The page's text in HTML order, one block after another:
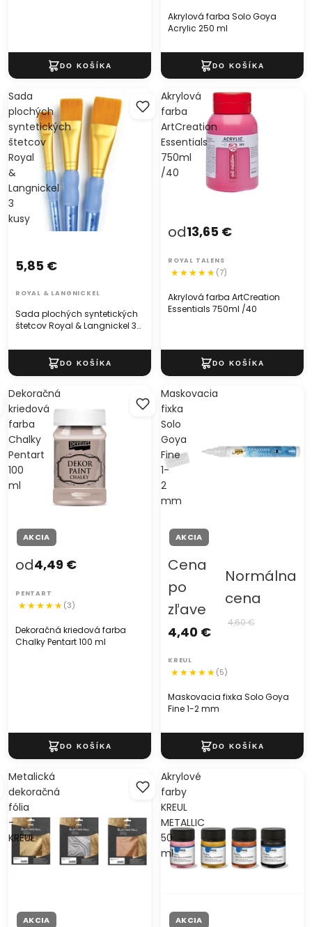
Akrylová farba Solo Goya
Acrylic 250 ml
Sada
plochých
syntetických
štetcov
Royal
&
Langnickel
3
kusy
Sada plochých syntetických
štetcov Royal & Langnickel 3
5,85 €
ROYAL & LANGNICKEL
Akrylová
farba
ArtCreation
Essentials
750ml
/40
Akrylová farba ArtCreation
Essentials 750ml /40
od13,65 €
ROYAL TALENS
(7)
Dekoračná
kriedová
farba
Chalky
Pentart
100
ml
AKCIA
Dekoračná kriedová farba
Chalky Pentart 100 ml
od4,49 €
PENTART
(3)
Maskovacia
fixka
Solo
Goya
Fine
1-
2
mm
AKCIA
Maskovacia fixka Solo Goya
Fine 1-2 mm
Cena
po
zľave
4,40 €
Normálna
cena
4,60 €
KREUL
(5)
Metalická
dekoračná
fólia
-
KREUL
AKCIA
Akrylové
farby
KREUL
METALLIC
50
ml
AKCIA